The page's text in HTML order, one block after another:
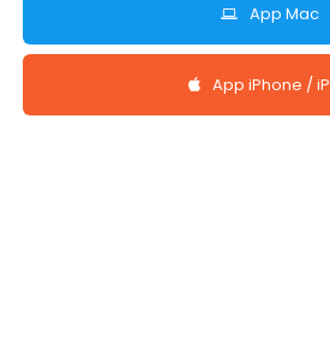
App Mac
App iPhone /